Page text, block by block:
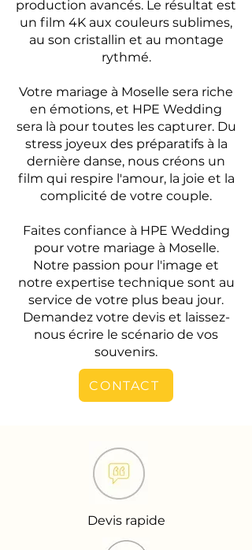
production avancés. Le résultat est
un film 4K aux couleurs sublimes,
au son cristallin et au montage
rythmé.
Votre mariage à Moselle sera riche
en émotions, et HPE Wedding
sera là pour toutes les capturer. Du
stress joyeux des préparatifs à la
dernière danse, nous créons un
film qui respire l'amour, la joie et la
complicité de votre couple.
Faites confiance à HPE Wedding
pour votre mariage à Moselle.
Notre passion pour l'image et
notre expertise technique sont au
service de votre plus beau jour.
Demandez votre devis et laissez-
nous écrire le scénario de vos
souvenirs.
CONTACT
Devis rapide